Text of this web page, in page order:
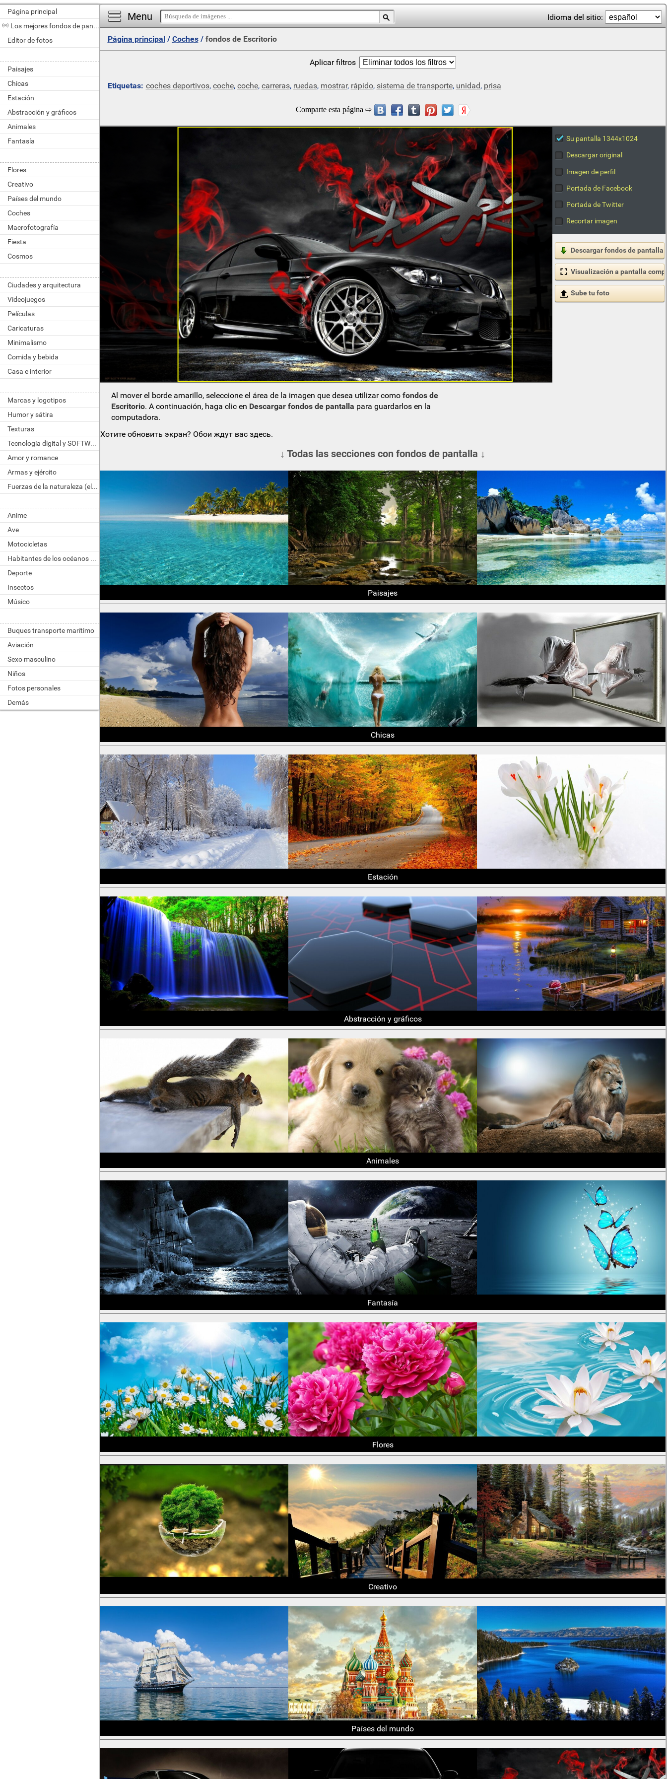
Página principal
Los mejores fondos de pantalla del día
Editor de fotos
Paisajes
Chicas
Estación
Abstracción y gráficos
Animales
Fantasía
Flores
Creativo
Países del mundo
Coches
Macrofotografía
Fiesta
Cosmos
Ciudades y arquitectura
Videojuegos
Películas
Caricaturas
Minimalismo
Comida y bebida
Casa e interior
Marcas y logotipos
Humor y sátira
Texturas
Tecnología digital y SOFTWARE
Amor y romance
Armas y ejército
Fuerzas de la naturaleza (elemento)
Anime
Ave
Motocicletas
Habitantes de los océanos y ríos
Deporte
Insectos
Músico
Buques transporte marítimo
Aviación
Sexo masculino
Niños
Fotos personales
Demás
Menu Idioma del sitio:
Página principal/ Coches/ fondos de Escritorio
Aplicar filtros
Etiquetas: coches deportivos, coche, coche, carreras, ruedas, mostrar, rápido, sistema de transporte, unidad, prisa
Su pantalla 1344x1024
Descargar original
Imagen de perfil
Portada de Facebook
Portada de Twitter
Recortar imagen
Descargar fondos de pantalla
Visualización a pantalla
Sube tu foto
Al mover el borde amarillo, seleccione el área de la imagen que desea utilizar comofondos de
Escritorio. A continuación, haga clic en Descargar fondos de pantalla para guardarlos en la
computadora.
Хотите обновить экран? Обои ждут вас здесь.
↓ Todas las secciones con fondos de pantalla ↓
Paisajes
Chicas
Estación
Abstracción y gráficos
Animales
Fantasía
Flores
Creativo
Países del mundo